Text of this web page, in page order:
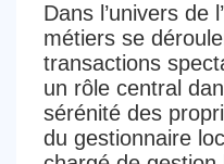
Dans l’univers de
métiers se
transactions
un rôle central
sérénité des
du gestionnaire